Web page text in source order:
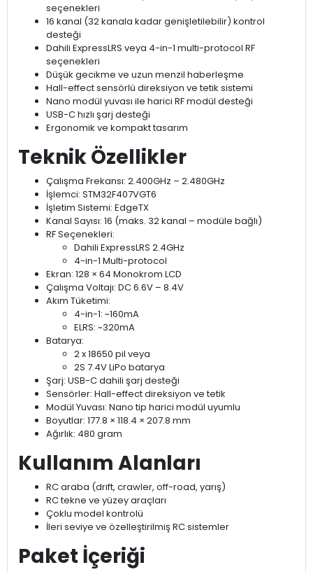
seçenekleri
16 kanal (32 kanala kadar genişletilebilir) kontrol
desteği
Dahili ExpressLRS veya 4-in-1 multi-protocol RF
seçenekleri
Düşük gecikme ve uzun menzil haberleşme
Hall-effect sensörlü direksiyon ve tetik sistemi
Nano modül yuvası ile harici RF modül desteği
USB-C hızlı şarj desteği
Ergonomik ve kompakt tasarım
Teknik Özellikler
Çalışma Frekansı: 2.400GHz – 2.480GHz
İşlemci: STM32F407VGT6
İşletim Sistemi: EdgeTX
Kanal Sayısı: 16 (maks. 32 kanal – modüle bağlı)
RF Seçenekleri:
Dahili ExpressLRS 2.4GHz
4-in-1 Multi-protocol
Ekran: 128 × 64 Monokrom LCD
Çalışma Voltajı: DC 6.6V – 8.4V
Akım Tüketimi:
4-in-1: ~160mA
ELRS: ~320mA
Batarya:
2 x 18650 pil veya
2S 7.4V LiPo batarya
Şarj: USB-C dahili şarj desteği
Sensörler: Hall-effect direksiyon ve tetik
Modül Yuvası: Nano tip harici modül uyumlu
Boyutlar: 177.8 × 118.4 × 207.8 mm
Ağırlık: 480 gram
Kullanım Alanları
RC araba (drift, crawler, off-road, yarış)
RC tekne ve yüzey araçları
Çoklu model kontrolü
İleri seviye ve özelleştirilmiş RC sistemler
Paket İçeriği